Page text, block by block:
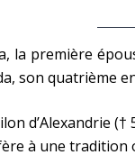
la première
son quatrième
d’Alexandrie
à une tradition